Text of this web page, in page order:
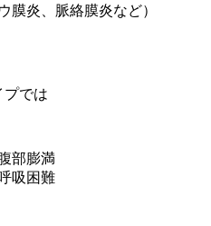
膜炎、脈絡膜炎など）
プでは
部膨満
吸困難